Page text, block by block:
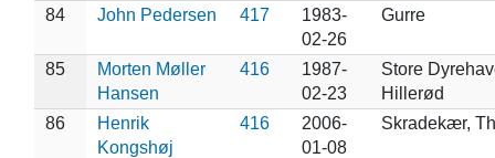
84 John Pedersen 417
1983-
02-26
Gurre
85
Morten Møller
Hansen
416
1987-
02-23
Store
Hillerød
86
Henrik
Kongshøj
416
2006-
01-08
Skradekær,